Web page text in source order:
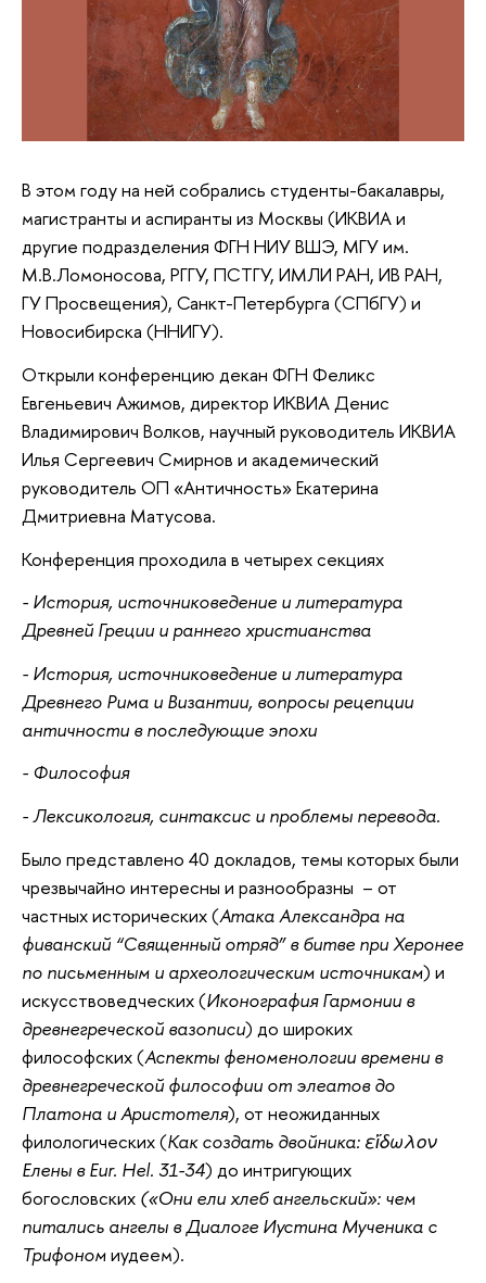
В этом году на ней собрались студенты-бакалавры,
магистранты и аспиранты из Москвы (ИКВИА и
другие подразделения ФГН НИУ ВШЭ, МГУ им.
М.В.Ломоносова, РГГУ, ПСТГУ, ИМЛИ РАН, ИВ РАН,
ГУ Просвещения), Санкт-Петербурга (СПбГУ) и
Новосибирска (ННИГУ).
Открыли конференцию декан ФГН Феликс
Евгеньевич Ажимов, директор ИКВИА Денис
Владимирович Волков, научный руководитель ИКВИА
Илья Сергеевич Смирнов и академический
руководитель ОП «Античность» Екатерина
Дмитриевна Матусова.
Конференция проходила в четырех секциях
- История, источниковедение и литература
Древней Греции и раннего христианства
- История, источниковедение и литература
Древнего Рима и Византии, вопросы рецепции
античности в последующие эпохи
- Философия
- Лексикология, синтаксис и проблемы перевода.
Было представлено 40 докладов, темы которых были
чрезвычайно интересны и разнообразны – от
частных исторических (Атака Александра на
фиванский “Священный отряд” в битве при Херонее
по письменным и археологическим источникам) и
искусствоведческих (Иконография Гармонии в
древнегреческой вазописи) до широких
философских (Аспекты феноменологии времени в
древнегреческой философии от элеатов до
Платона и Аристотеля), от неожиданных
филологических (Как создать двойника: εἴδωλον
Елены в Eur. Hel. 31-34) до интригующих
богословских («Они ели хлеб ангельский»: чем
питались ангелы в Диалоге Иустина Мученика с
Трифономиудеем).